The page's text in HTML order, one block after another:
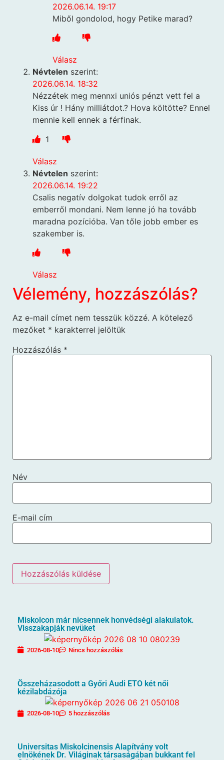
2026.06.14. 19:17
Miből gondolod, hogy Petike marad?
Válasz
Névtelen szerint:
2026.06.14. 18:32
Nézzétek meg mennxi uniós pénzt vett fel a
Kiss úr ! Hány milliátdot.? Hova költötte? Ennel
mennie kell ennek a férfinak.
1
Válasz
Névtelen szerint:
2026.06.14. 19:22
Csalis negatív dolgokat tudok erről az
emberről mondani. Nem lenne jó ha tovább
maradna pozícióba. Van tőle jobb ember es
szakember is.
Válasz
Vélemény, hozzászólás?
Az e-mail címet nem tesszük közzé. A kötelező
mezőket * karakterrel jelöltük
Hozzászólás *
Név
E-mail cím
Miskolcon már nicsennek honvédségi alakulatok.
Visszakapják nevüket
2026-08-10 Nincs hozzászólás
Összeházasodott a Győri Audi ETO két női
kézilabdázója
2026-08-10 5 hozzászólás
Universitas Miskolcinensis Alapítvány volt
elnökének Dr. Világinak társaságában bukkant fel